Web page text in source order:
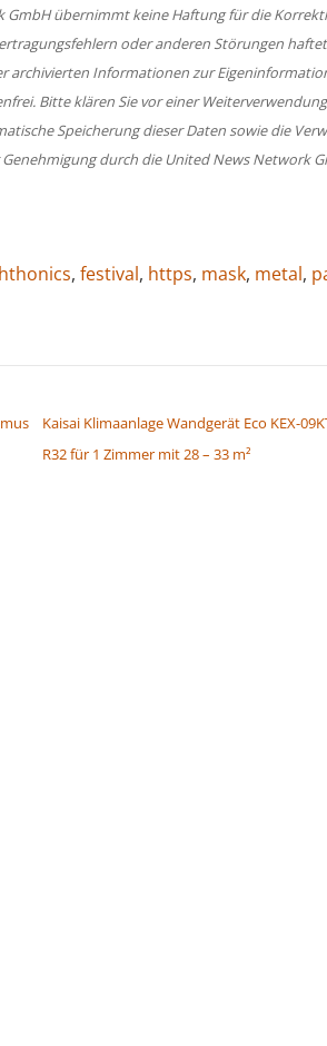
übernimmt keine Haftung für die
oder anderen Störungen
archivierten Informationen zur
Bitte klären Sie vor einer
Speicherung dieser Daten sowie die
durch die United News Network
, festival, https, mask, metal,
Kaisai Klimaanlage Wandgerät Eco KEX-
R32 für 1 Zimmer mit 28 – 33 m²